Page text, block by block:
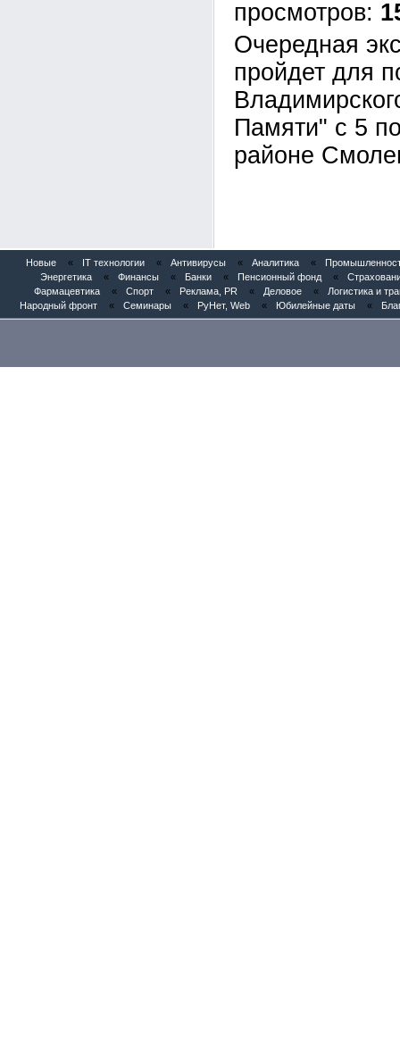
Очередная
пройдет для
Памяти" с 5
районе
Новые « IT технологии « Антивирусы « Аналитика «
Энергетика
« Финансы « Банки « Пенсионный фонд «
Фармацевтика
« Спорт « Реклама, PR « Деловое «
Логистика и
Народный фронт
« Семинары « РуНет, Web « Юбилейные даты «